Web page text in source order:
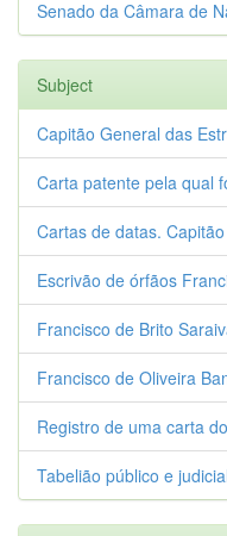
Senado da Câmara de
Subject
Capitão General das
Carta patente pela qual
Cartas de datas.
Escrivão de órfãos
Francisco de Brito
Francisco de Oliveira
Registro de uma carta
Tabelião público e